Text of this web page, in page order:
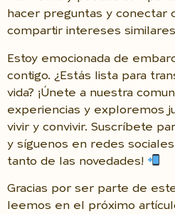
hacer preguntas y conectar
compartir intereses
Estoy emocionada de
contigo. ¿Estás lista para
vida? ¡Únete a nuestra
experiencias y exploremos
vivir y convivir. Suscríbete
y síguenos en redes
tanto de las novedades!
Gracias por ser parte de
leemos en el próximo